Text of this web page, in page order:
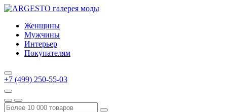
Женщины
Мужчины
Интерьер
Покупателям
+7 (499) 250-55-03